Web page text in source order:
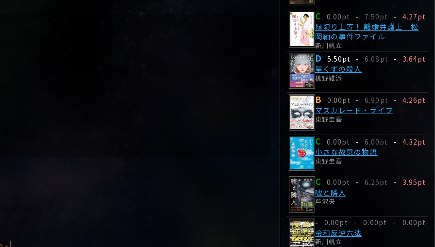
C 0.00pt - 7.50pt - 4.27pt
縁切り上等！ 離婚弁護士 松
岡紬の事件ファイル
新川帆立
D 5.50pt - 6.08pt - 3.64pt
星くずの殺人
桃野雑派
B 0.00pt - 6.90pt - 4.26pt
マスカレード・ライフ
東野圭吾
C 0.00pt - 6.00pt - 4.32pt
小さな故意の物語
東野圭吾
C 0.00pt - 6.25pt - 3.95pt
嘘と隣人
芦沢央
- 0.00pt - 0.00pt - 0.00pt
令和反逆六法
新川帆立